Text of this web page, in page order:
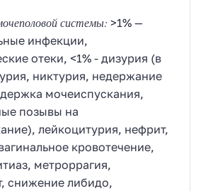
системы:>1% —
инфекции,
отеки, <1% - дизурия (в
никтурия, недержание
мочеиспускания,
позывы на
лейкоцитурия, нефрит,
кровотечение,
метроррагия,
снижение либидо,